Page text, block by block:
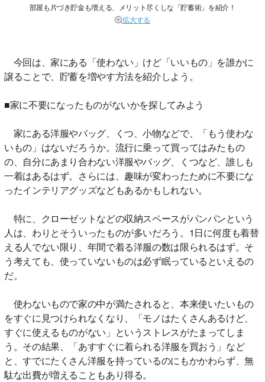
部屋も片づき貯金も増える、メリット尽くしな「貯蓄術」を紹介！
拡大する
今回は、家にある「使わない」けど「いいもの」を誰かに
譲ることで、貯蓄を増やす方法を紹介しよう。
■家に不要になったものがないかを探してみよう
家にある洋服やバッグ、くつ、小物などで、「もう使わな
いもの」はないだろうか。流行に乗って買ってはみたもの
の、自分にあまり合わない洋服やバッグ、くつなど、誰しも
一着はあるはず。さらには、趣味が変わったために不要にな
ったインテリアグッズなどもあるかもしれない。
特に、クローゼットなどの収納スペースがパンパンという
人は、わりとそういったものが多いだろう。1日に何度も着替
える人でない限り、年間で着る洋服の数は限られるはず。そ
う考えても、使っていないものは必ず眠っているといえるの
だ。
使わないもので家の中が満たされると、本来使いたいもの
をすぐに見つけられなくなり、「モノはたくさんあるけど、
すぐに使えるものがない」というストレスがたまってしま
う。その結果、「あすすぐに着られる洋服を買おう」など
と、すでにたくさん洋服を持っているのにもかかわらず、無
駄な出費が増えることもあり得る。